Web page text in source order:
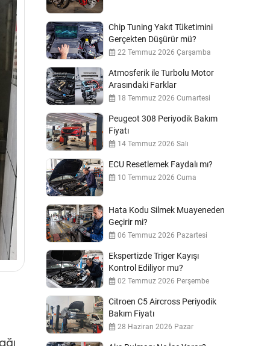
Chip Tuning Yakıt Tüketimini
Gerçekten Düşürür mü?
22 Temmuz 2026 Çarşamba
Atmosferik ile Turbolu Motor
Arasındaki Farklar
18 Temmuz 2026 Cumartesi
Peugeot 308 Periyodik Bakım
Fiyatı
14 Temmuz 2026 Salı
ECU Resetlemek Faydalı mı?
10 Temmuz 2026 Cuma
Hata Kodu Silmek Muayeneden
Geçirir mi?
06 Temmuz 2026 Pazartesi
Ekspertizde Triger Kayışı
Kontrol Ediliyor mu?
02 Temmuz 2026 Perşembe
Citroen C5 Aircross Periyodik
Bakım Fiyatı
28 Haziran 2026 Pazar